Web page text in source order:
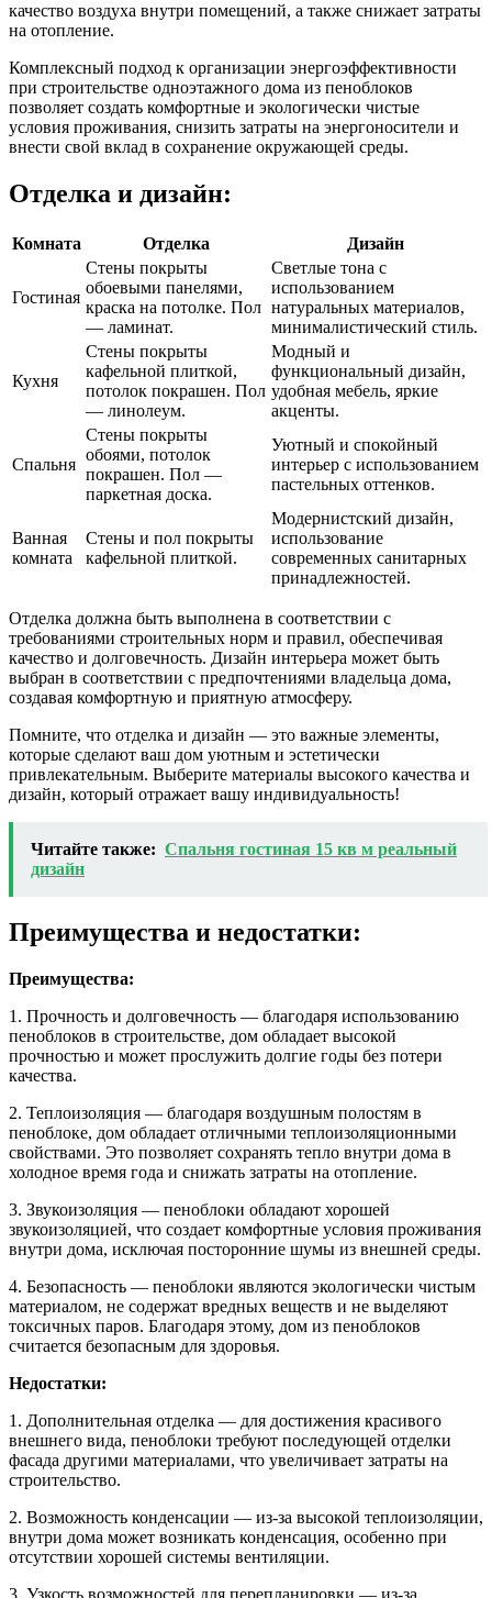
качество воздуха внутри помещений, а также снижает затраты
на отопление.
Комплексный подход к организации энергоэффективности
при строительстве одноэтажного дома из пеноблоков
позволяет создать комфортные и экологически чистые
условия проживания, снизить затраты на энергоносители и
внести свой вклад в сохранение окружающей среды.
Отделка и дизайн:
Комната Отделка Дизайн
Гостиная
Стены покрыты
обоевыми панелями,
краска на потолке. Пол
— ламинат.
Светлые тона с
использованием
натуральных материалов,
минималистический стиль.
Кухня
Стены покрыты
кафельной плиткой,
потолок покрашен. Пол
— линолеум.
Модный и
функциональный дизайн,
удобная мебель, яркие
акценты.
Спальня
Стены покрыты
обоями, потолок
покрашен. Пол —
паркетная доска.
Уютный и спокойный
интерьер с использованием
пастельных оттенков.
Ванная
комната
Стены и пол покрыты
кафельной плиткой.
Модернистский дизайн,
использование
современных санитарных
принадлежностей.
Отделка должна быть выполнена в соответствии с
требованиями строительных норм и правил, обеспечивая
качество и долговечность. Дизайн интерьера может быть
выбран в соответствии с предпочтениями владельца дома,
создавая комфортную и приятную атмосферу.
Помните, что отделка и дизайн — это важные элементы,
которые сделают ваш дом уютным и эстетически
привлекательным. Выберите материалы высокого качества и
дизайн, который отражает вашу индивидуальность!
Читайте также: Спальня гостиная 15 кв м реальный
дизайн
Преимущества и недостатки:
Преимущества:
1. Прочность и долговечность — благодаря использованию
пеноблоков в строительстве, дом обладает высокой
прочностью и может прослужить долгие годы без потери
качества.
2. Теплоизоляция — благодаря воздушным полостям в
пеноблоке, дом обладает отличными теплоизоляционными
свойствами. Это позволяет сохранять тепло внутри дома в
холодное время года и снижать затраты на отопление.
3. Звукоизоляция — пеноблоки обладают хорошей
звукоизоляцией, что создает комфортные условия проживания
внутри дома, исключая посторонние шумы из внешней среды.
4. Безопасность — пеноблоки являются экологически чистым
материалом, не содержат вредных веществ и не выделяют
токсичных паров. Благодаря этому, дом из пеноблоков
считается безопасным для здоровья.
Недостатки:
1. Дополнительная отделка — для достижения красивого
внешнего вида, пеноблоки требуют последующей отделки
фасада другими материалами, что увеличивает затраты на
строительство.
2. Возможность конденсации — из-за высокой теплоизоляции,
внутри дома может возникать конденсация, особенно при
отсутствии хорошей системы вентиляции.